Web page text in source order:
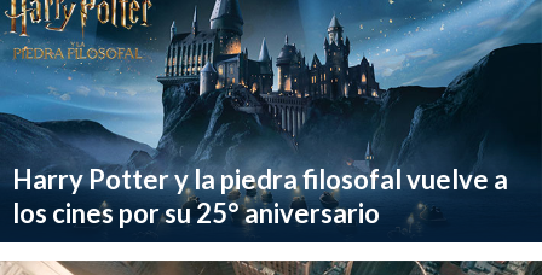
Harry Potter y la piedra filosofal vuelve a
los cines por su 25° aniversario